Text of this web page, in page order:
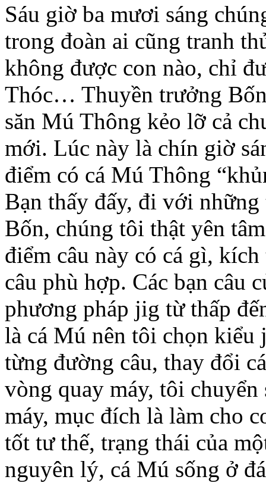
Sáu giờ ba mươi sáng
trong đoàn ai cũng tranh
không được con nào, chỉ
Thóc… Thuyền trưởng
săn Mú Thông kẻo lỡ cả
mới. Lúc này là chín giờ
điểm có cá Mú Thông
Bạn thấy đấy, đi với
Bốn, chúng tôi thật yên
điểm câu này có cá gì,
câu phù hợp. Các bạn câu
phương pháp jig từ thấp
là cá Mú nên tôi chọn kiểu
từng đường câu, thay đổi
vòng quay máy, tôi
máy, mục đích là làm cho
tốt tư thế, trạng thái của
nguyên lý, cá Mú sống ở